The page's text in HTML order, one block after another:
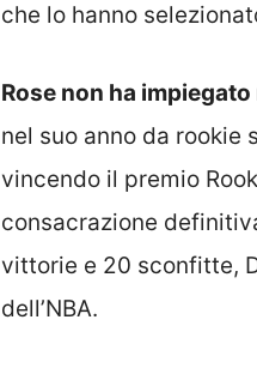
che lo hanno
Rose non ha
nel suo anno da rookie
vincendo il premio
consacrazione
vittorie e 20 sconfitte,
dell’NBA.